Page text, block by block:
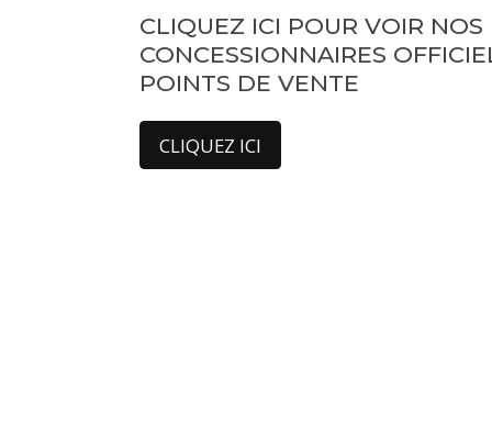
CLIQUEZ ICI POUR VOIR NOS
CONCESSIONNAIRES
POINTS DE VENTE
CLIQUEZ ICI